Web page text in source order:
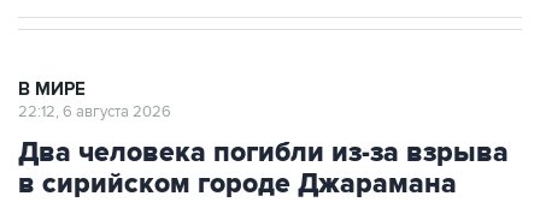
В МИРЕ
22:12, 6 августа 2026
Два человека погибли из-за взрыва
в сирийском городе Джарамана